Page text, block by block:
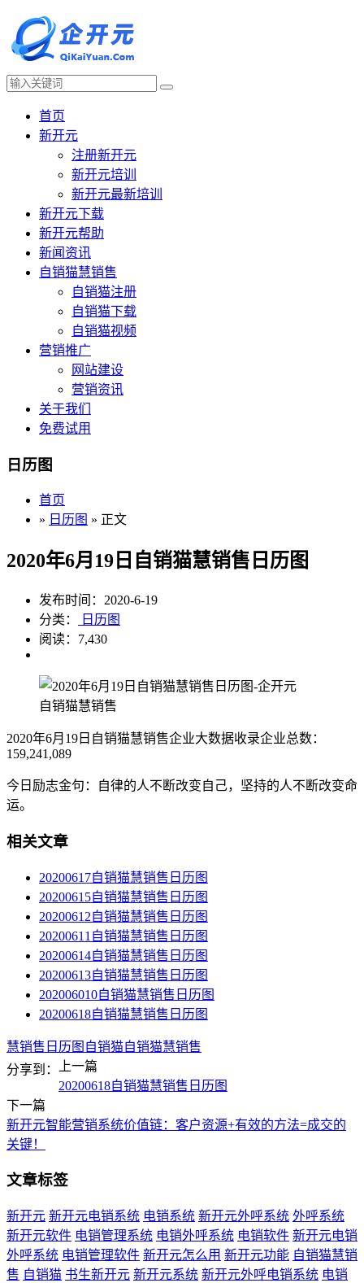
首页
新开元
注册新开元
新开元培训
新开元最新培训
新开元下载
新开元帮助
新闻资讯
自销猫慧销售
自销猫注册
自销猫下载
自销猫视频
营销推广
网站建设
营销资讯
关于我们
免费试用
日历图
首页
» 日历图 » 正文
2020年6月19日自销猫慧销售日历图
发布时间：2020-6-19
分类：
日历图
阅读：7,430
自销猫慧销售
2020年6月19日自销猫慧销售企业大数据收录企业总数：
159,241,089
今日励志金句：自律的人不断改变自己，坚持的人不断改变命
运。
相关文章
20200617自销猫慧销售日历图
20200615自销猫慧销售日历图
20200612自销猫慧销售日历图
20200611自销猫慧销售日历图
20200614自销猫慧销售日历图
20200613自销猫慧销售日历图
202006010自销猫慧销售日历图
20200618自销猫慧销售日历图
慧销售 日历图 自销猫自销猫慧销售
分享到：
上一篇
20200618自销猫慧销售日历图
下一篇
新开元智能营销系统价值链：客户资源+有效的方法=成交的
关键！
文章标签
新开元 新开元电销系统 电销系统 新开元外呼系统 外呼系统
新开元软件 电销管理系统 电销外呼系统 电销软件 新开元电销
外呼系统 电销管理软件 新开元怎么用 新开元功能 自销猫慧销
售 自销猫 书生新开元 新开元系统 新开元外呼电销系统 电销